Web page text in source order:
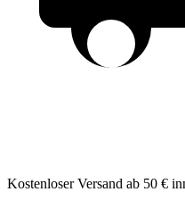
Kostenloser Versand ab 50 €